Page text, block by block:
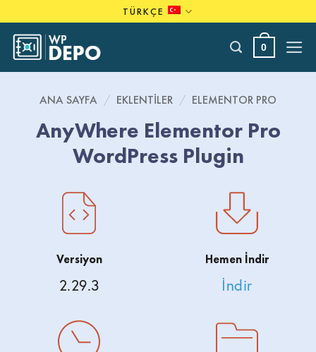
to
content
TÜRKÇE
0
ANA SAYFA / EKLENTILER / ELEMENTOR PRO
AnyWhere Elementor Pro
WordPress Plugin
Versiyon
2.29.3
Hemen İndir
İndir